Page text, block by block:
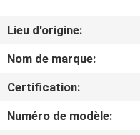
AU
SUJET
DE
Lieu d'origine:
Nom de marque:
Certification:
Numéro de modèle: